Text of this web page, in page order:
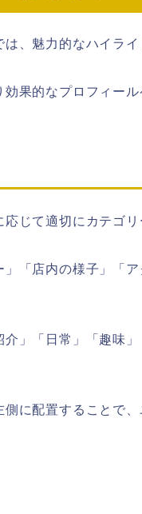
、魅力的なハイライ
果的なプロフィール
じて適切にカテゴリ
「店内の様子」「
」「日常」「趣味
に配置することで